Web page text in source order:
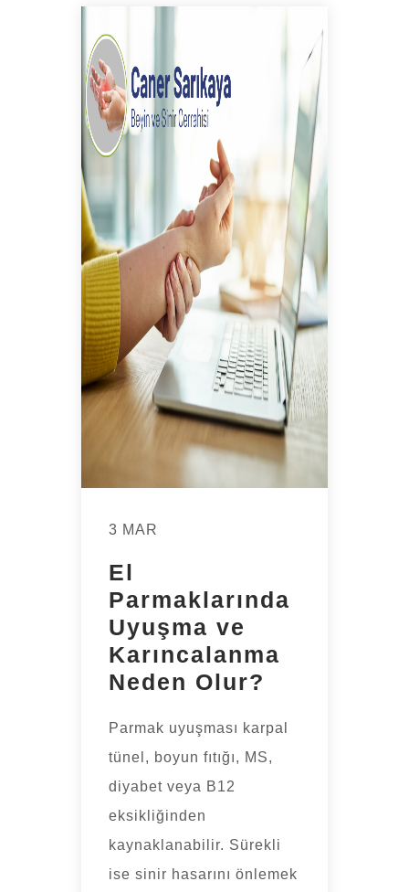
3 MAR
El
Parmaklarında
Uyuşma ve
Karıncalanma
Neden Olur?
Parmak uyuşması karpal
tünel, boyun fıtığı, MS,
diyabet veya B12
eksikliğinden
kaynaklanabilir. Sürekli
ise sinir hasarını önlemek